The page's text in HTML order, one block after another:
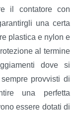
il contatore con
una certa
plastica e nylon e
al termine
dove si
provvisti di
una perfetta
essere dotati di